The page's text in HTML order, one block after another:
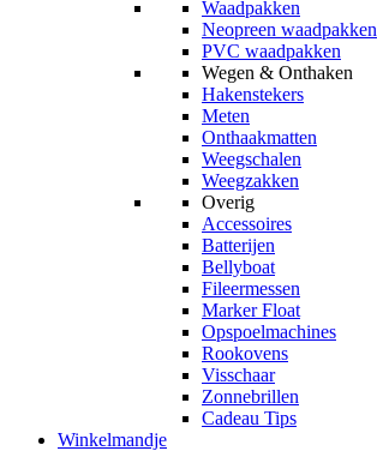
Waadpakken
Neopreen waadpakken
PVC waadpakken
Wegen & Onthaken
Hakenstekers
Meten
Onthaakmatten
Weegschalen
Weegzakken
Overig
Accessoires
Batterijen
Bellyboat
Fileermessen
Marker Float
Opspoelmachines
Rookovens
Visschaar
Zonnebrillen
Cadeau Tips
Winkelmandje